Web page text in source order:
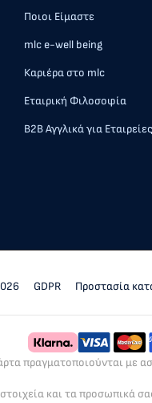
Ποιοι Είμαστε
mlc e-well being
Καριέρα στο mlc
Εταιρική Φιλοσοφία
Β2Β Αγγλικά για Εταιρείες
GDPR Προστασία
πραγματοποιούνται με
και τα προσωπικά